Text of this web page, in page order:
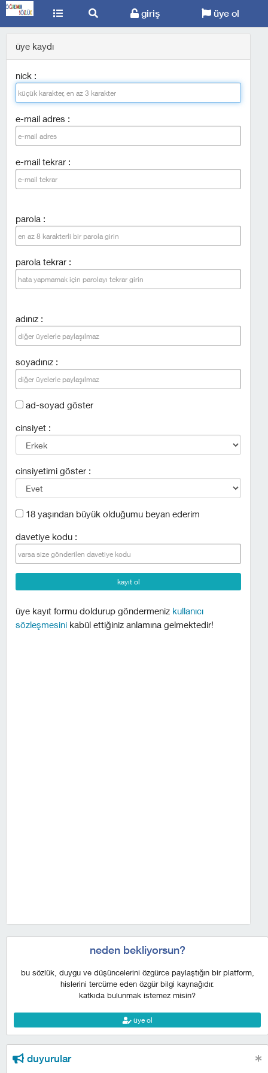
giriş üye ol
üye kaydı
nick :
e-mail adres :
e-mail tekrar :
parola :
parola tekrar :
adınız :
soyadınız :
ad-soyad göster
cinsiyet :
cinsiyetimi göster :
18 yaşından büyük olduğumu beyan ederim
davetiye kodu :
üye kayıt formu doldurup göndermeniz kullanıcı
sözleşmesini kabül ettiğiniz anlamına gelmektedir!
neden bekliyorsun?
bu sözlük, duygu ve düşüncelerini özgürce paylaştığın bir platform,
hislerini tercüme eden özgür bilgi kaynağıdır.
katkıda bulunmak istemez misin?
üye ol
duyurular